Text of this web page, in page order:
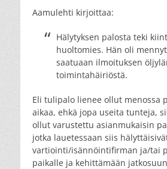
Aamulehti kirjoittaa:
Hälytyksen palosta teki
huoltomies. Hän oli
saatuaan ilmoituksen
toimintahäiriöstä.
Eli tulipalo lienee ollut menossa
aikaa, ehkä jopa useita tunteja,
ollut varustettu asianmukaisin
jotka lauetessaan siis
vartiointi/isännöintifirman ja/tai
paikalle ja kehittämään